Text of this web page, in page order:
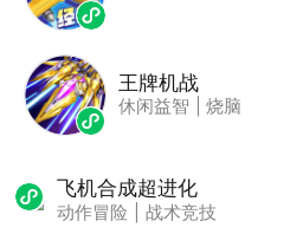
王牌机战
休闲益智 烧脑
飞机合成超进化
动作冒险 战术竞技